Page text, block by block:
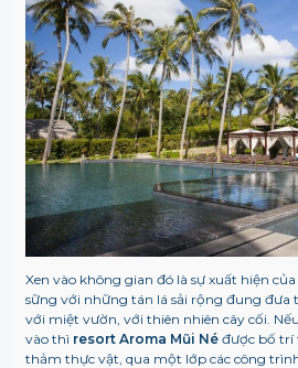
Xen vào không gian đó là sự xuất hiện
sững với những tán lá sải rộng đung đưa
với miệt vườn, với thiên nhiên cây cối.
vào thì resort Aroma Mũi Néđược bố trí
thảm thực vật, qua một lớp các công